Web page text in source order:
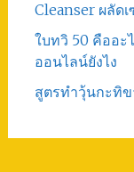
Cleanser ผลัด
ใบทวิ 50 คืออะ
ออนไลน์ยังไง
สูตรทําวุ้นกะทิข